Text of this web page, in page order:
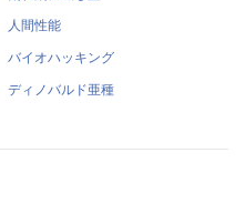
人間性能
バイオハッキング
ディノバルド亜種